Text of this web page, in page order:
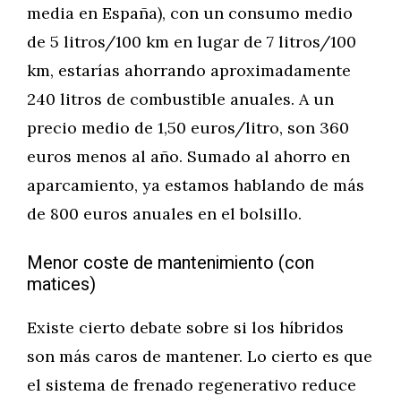
media en España), con un consumo medio
de 5 litros/100 km en lugar de 7 litros/100
km, estarías ahorrando aproximadamente
240 litros de combustible anuales. A un
precio medio de 1,50 euros/litro, son 360
euros menos al año. Sumado al ahorro en
aparcamiento, ya estamos hablando de más
de 800 euros anuales en el bolsillo.
Menor coste de mantenimiento (con
matices)
Existe cierto debate sobre si los híbridos
son más caros de mantener. Lo cierto es que
el sistema de frenado regenerativo reduce